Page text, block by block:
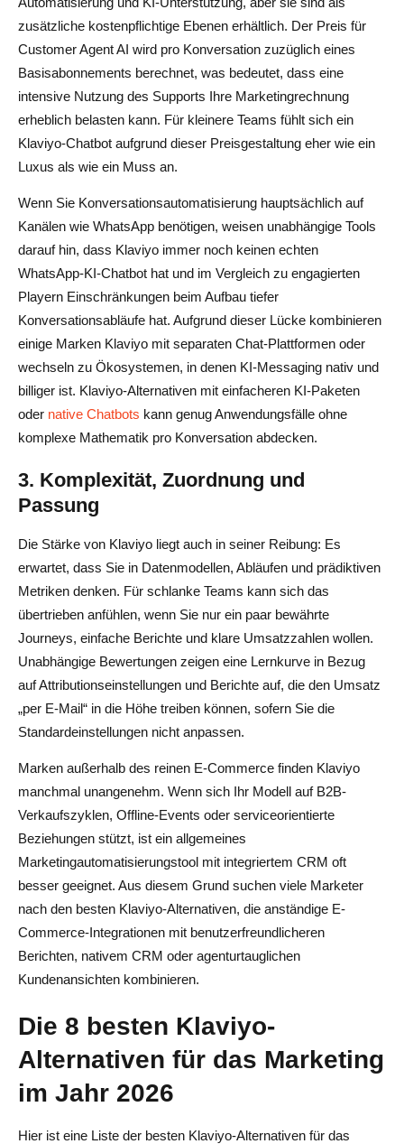
zusätzliche kostenpflichtige Ebenen erhältlich. Der Preis für
Customer Agent AI wird pro Konversation zuzüglich eines
Basisabonnements berechnet, was bedeutet, dass eine
intensive Nutzung des Supports Ihre Marketingrechnung
erheblich belasten kann. Für kleinere Teams fühlt sich ein
Klaviyo-Chatbot aufgrund dieser Preisgestaltung eher wie ein
Luxus als wie ein Muss an.
Wenn Sie Konversationsautomatisierung hauptsächlich auf
Kanälen wie WhatsApp benötigen, weisen unabhängige Tools
darauf hin, dass Klaviyo immer noch keinen echten
WhatsApp-KI-Chatbot hat und im Vergleich zu engagierten
Playern Einschränkungen beim Aufbau tiefer
Konversationsabläufe hat. Aufgrund dieser Lücke kombinieren
einige Marken Klaviyo mit separaten Chat-Plattformen oder
wechseln zu Ökosystemen, in denen KI-Messaging nativ und
billiger ist. Klaviyo-Alternativen mit einfacheren KI-Paketen
oder native Chatbots kann genug Anwendungsfälle ohne
komplexe Mathematik pro Konversation abdecken.
3. Komplexität, Zuordnung und
Passung
Die Stärke von Klaviyo liegt auch in seiner Reibung: Es
erwartet, dass Sie in Datenmodellen, Abläufen und prädiktiven
Metriken denken. Für schlanke Teams kann sich das
übertrieben anfühlen, wenn Sie nur ein paar bewährte
Journeys, einfache Berichte und klare Umsatzzahlen wollen.
Unabhängige Bewertungen zeigen eine Lernkurve in Bezug
auf Attributionseinstellungen und Berichte auf, die den Umsatz
„per E-Mail“ in die Höhe treiben können, sofern Sie die
Standardeinstellungen nicht anpassen.
Marken außerhalb des reinen E-Commerce finden Klaviyo
manchmal unangenehm. Wenn sich Ihr Modell auf B2B-
Verkaufszyklen, Offline-Events oder serviceorientierte
Beziehungen stützt, ist ein allgemeines
Marketingautomatisierungstool mit integriertem CRM oft
besser geeignet. Aus diesem Grund suchen viele Marketer
nach den besten Klaviyo-Alternativen, die anständige E-
Commerce-Integrationen mit benutzerfreundlicheren
Berichten, nativem CRM oder agenturtauglichen
Kundenansichten kombinieren.
Die 8 besten Klaviyo-
Alternativen für das Marketing
im Jahr 2026
Hier ist eine Liste der besten Klaviyo-Alternativen für das